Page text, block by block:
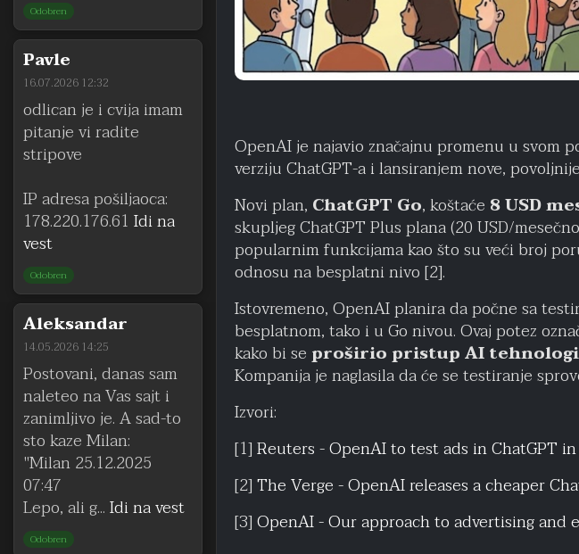
Odobren
Pavle
16.07.2026 12:32
odlican je i cvija imam
pitanje vi radite
stripove
IP adresa pošiljaoca:
178.220.176.61 Idi na
vest
Odobren
Aleksandar
14.05.2026 14:25
Postovani, danas sam
naleteo na Vas sajt i
zanimljivo je. A sad-to
sto kaze Milan:
"Milan 25.12.2025
07:47
Lepo, ali g...Idi na vest
Odobren
OpenAI je najavio značajnu promenu u svom
verziju ChatGPT-a i lansiranjem nove,
Novi plan, ChatGPT Go, koštaće 8 USD
skupljeg ChatGPT Plus plana (20 USD/
popularnim funkcijama kao što su veći broj
odnosu na besplatni nivo [2].
Istovremeno, OpenAI planira da počne sa
besplatnom, tako i u Go nivou. Ovaj potez
kako bi seproširio pristup AI
Kompanija je naglasila da će se testiranje
Izvori:
[1]Reuters - OpenAI to test ads in ChatGPT
[2]The Verge - OpenAI releases a cheaper
[3]OpenAI - Our approach to advertising and